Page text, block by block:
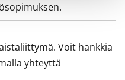
Voit hankkia
yhteyttä